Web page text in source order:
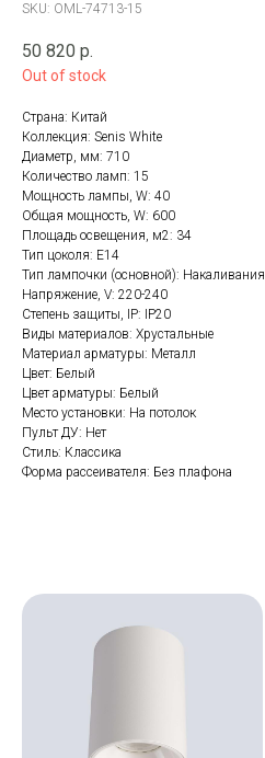
SKU: OML-74713-15
50 820 р.
Out of stock
Страна: Китай
Коллекция: Senis White
Диаметр, мм: 710
Количество ламп: 15
Мощность лампы, W: 40
Общая мощность, W: 600
Площадь освещения, м2: 34
Тип цоколя: E14
Тип лампочки (основной): Накаливания
Напряжение, V: 220-240
Степень защиты, IP: IP20
Виды материалов: Хрустальные
Материал арматуры: Металл
Цвет: Белый
Цвет арматуры: Белый
Место установки: На потолок
Пульт ДУ: Нет
Стиль: Классика
Форма рассеивателя: Без плафона